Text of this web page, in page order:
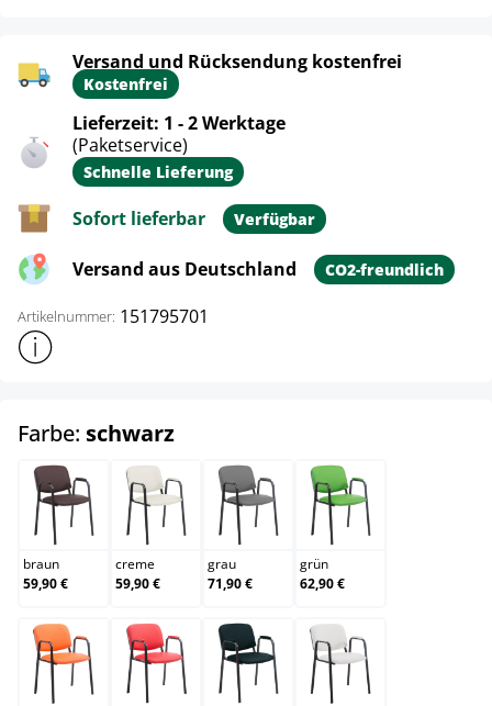
Versand und Rücksendung kostenfrei
Kostenfrei
Lieferzeit: 1 - 2 Werktage
(Paketservice)
Schnelle Lieferung
Sofort lieferbar Verfügbar
Versand aus Deutschland CO2-freundlich
Artikelnummer: 151795701
Weitere Produktinformationen anzeigen
Farbe: schwarzauswählen
braun
braun
59,90 €
creme
creme
59,90 €
grau
grau
71,90 €
grün
grün
62,90 €
orange rot schwarz weiß